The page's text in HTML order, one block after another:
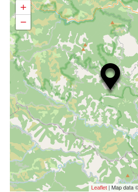
+
−
Leaflet | Map data